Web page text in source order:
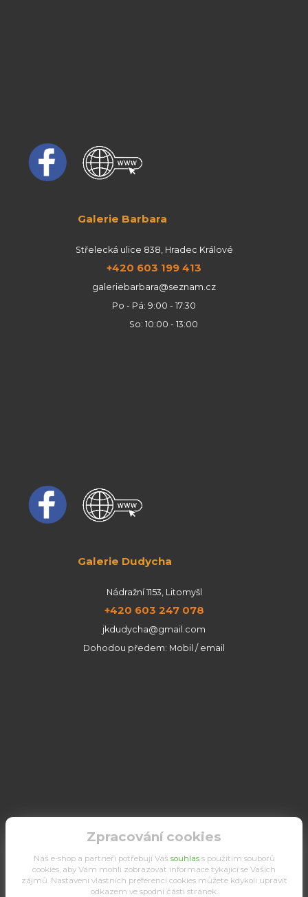
Galerie Barbara
Střelecká ulice 838, Hradec Králové
+420 603 199 413
galeriebarbara@seznam.cz
Po - Pá: 9:00 - 17:30
So: 10:00 - 13:00
Galerie Dudycha
Nádražní 1153, Litomyšl
+420 603 247 078
jkdudycha@gmail.com
Dohodou předem: Mobil / email
Zpracování cookies
Náš e-shop a partneři potřebují Váš souhlass použitím souborů
cookies, aby Vám mohli zobrazovat informace týkající se Vašich
zájmů. Nastavení vlastních preferencí cookies můžete kdykoli upravit
odkazem ve spodní části stránek.